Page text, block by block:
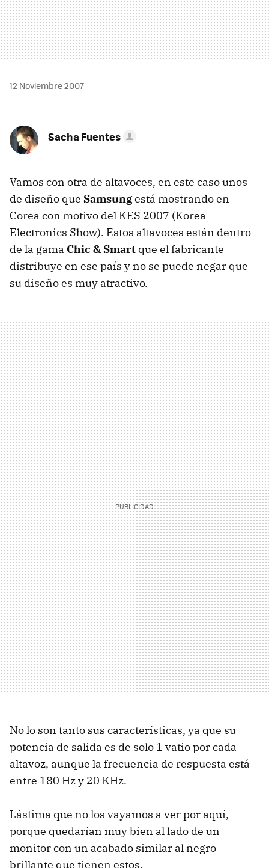
12 Noviembre 2007
Sacha Fuentes
Vamos con otra de altavoces, en este caso unos
de diseño que Samsungestá mostrando en
Corea con motivo del KES 2007 (Korea
Electronics Show). Estos altavoces están dentro
de la gama Chic & Smart que el fabricante
distribuye en ese país y no se puede negar que
su diseño es muy atractivo.
No lo son tanto sus características, ya que su
potencia de salida es de solo 1 vatio por cada
altavoz, aunque la frecuencia de respuesta está
entre 180 Hz y 20 KHz.
Lástima que no los vayamos a ver por aquí,
porque quedarían muy bien al lado de un
monitor con un acabado similar al negro
brillante que tienen estos.